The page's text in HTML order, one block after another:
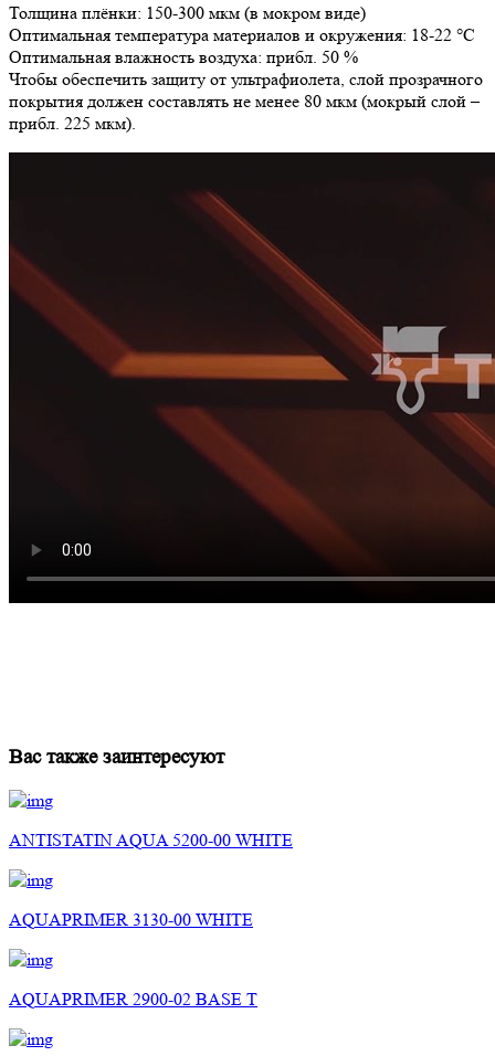
Толщина плёнки: 150-300 мкм (в мокром виде)
Оптимальная температура материалов и окружения: 18-22 °C
Оптимальная влажность воздуха: прибл. 50 %
Чтобы обеспечить защиту от ультрафиолета, слой прозрачного
покрытия должен составлять не менее 80 мкм (мокрый слой –
прибл. 225 мкм).
Вас также заинтересуют
ANTISTATIN AQUA 5200-00 WHITE
AQUAPRIMER 3130-00 WHITE
AQUAPRIMER 2900-02 BASE T